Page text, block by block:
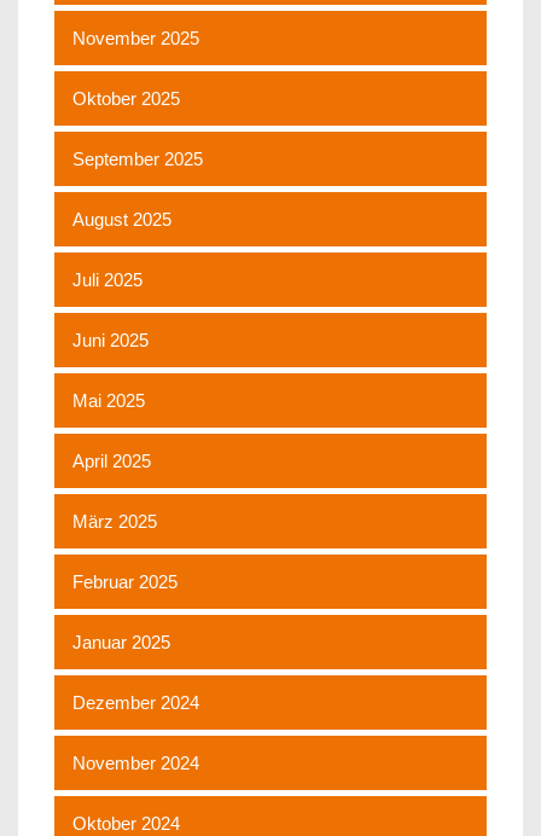
November 2025
Oktober 2025
September 2025
August 2025
Juli 2025
Juni 2025
Mai 2025
April 2025
März 2025
Februar 2025
Januar 2025
Dezember 2024
November 2024
Oktober 2024